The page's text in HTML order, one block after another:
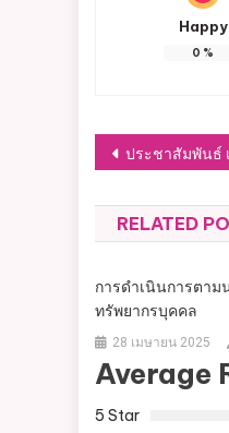
Happy
0 %
ประชาสัมพันธ์ เรื่อง การชำระ
RELATED
การดำเนินการตาม
ทรัพยากรบุคคล
28 เมษายน 2025
Average
5 Star